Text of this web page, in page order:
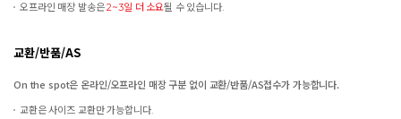
오프라인 매장 발송은2~3일 더 소요될 수 있습니다.
교환/반품/AS
On the spot은 온라인/오프라인 매장 구분 없이 교환/반품/AS접수가 가능합니다.
교환은 사이즈 교환만 가능합니다.